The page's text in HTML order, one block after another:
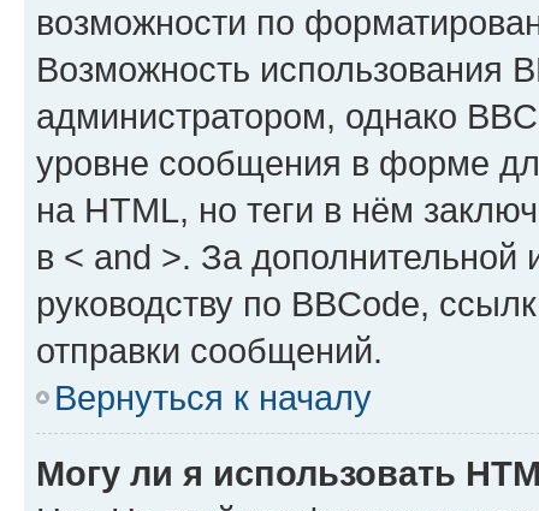
возможности по
Возможность использования
администратором, однако
уровне сообщения в форме
на HTML, но теги в нём
в < and >. За
руководству по BBCode,
отправки сообщений.
Вернуться к началу
Могу ли я использовать